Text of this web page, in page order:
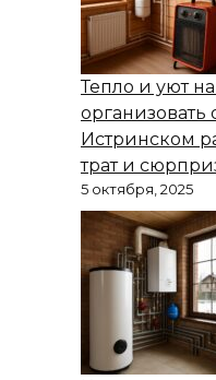
Тепло и уют
организовать
Истринском
трат и
5 октября, 2025